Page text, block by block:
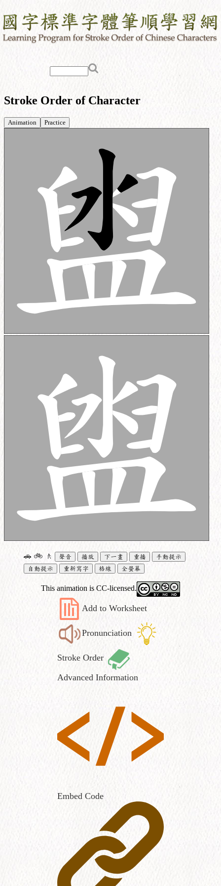
Stroke Order of Character
Animation Practice
🚗 🚲 🚶 聲音 播放 下一畫 重播
手動提示
自動提示
重新寫字 格線 全螢幕
This animation is CC-licensed.
Add to Worksheet
Pronunciation
Stroke Order
Advanced Information
Embed Code